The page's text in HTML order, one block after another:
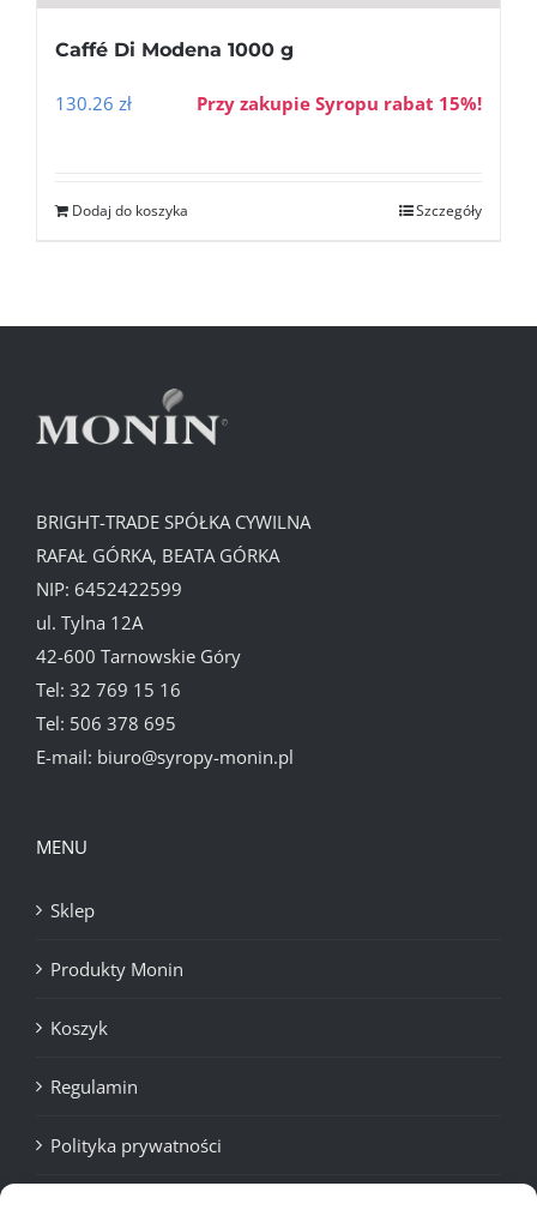
Caffé Di Modena 1000 g
130.26 zł Przy zakupie Syropu rabat 15%!
Dodaj do koszyka Szczegóły
BRIGHT-TRADE SPÓŁKA CYWILNA
RAFAŁ GÓRKA, BEATA GÓRKA
NIP: 6452422599
ul. Tylna 12A
42-600 Tarnowskie Góry
Tel: 32 769 15 16
Tel: 506 378 695
E-mail: biuro@syropy-monin.pl
MENU
Sklep
Produkty Monin
Koszyk
Regulamin
Polityka prywatności